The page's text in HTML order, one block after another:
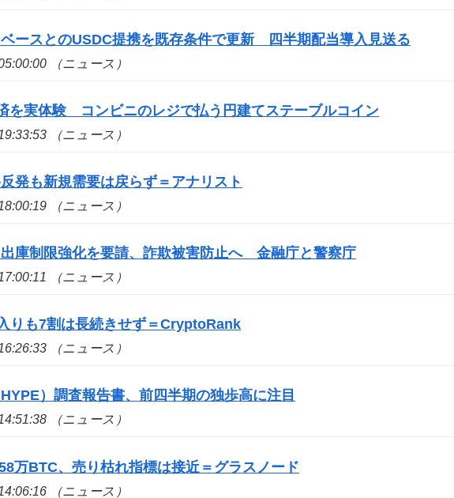
ースとのUSDC提携を既存条件で更新 四半期配当導入見送る
（ニュース）
を実体験 コンビニのレジで払う円建てステーブルコイン
（ニュース）
発も新規需要は戻らず＝アナリスト
（ニュース）
庫制限強化を要請、詐欺被害防止へ 金融庁と警察庁
（ニュース）
りも7割は長続きせず＝CryptoRank
（ニュース）
）調査報告書、前四半期の独歩高に注目
（ニュース）
万BTC、売り枯れ指標は接近＝グラスノード
（ニュース）